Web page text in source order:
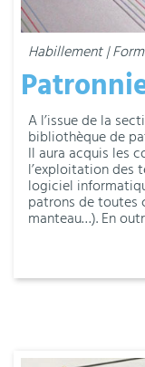
Habillement |
A l’issue de la
bibliothèque de
Il aura acquis les
l’exploitation des
logiciel
patrons de toutes
manteau…). En